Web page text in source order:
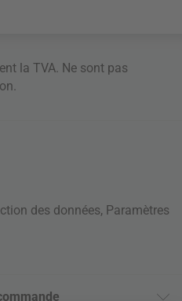
la TVA. Ne sont pas
des données, Paramètres